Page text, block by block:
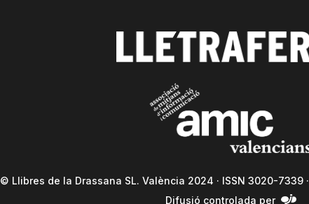
© Llibres de la Drassana SL. València 2024 · ISSN 3020-7339 ·
Difusió controlada per